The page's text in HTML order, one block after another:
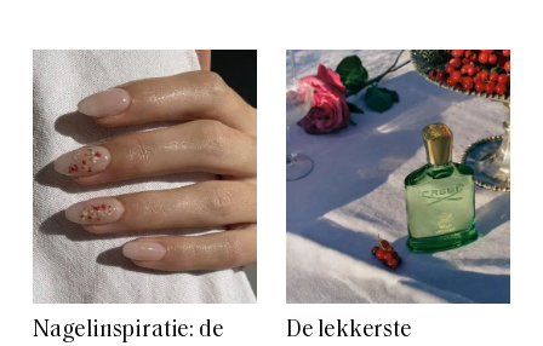
Nagelinspiratie: de
De lekkerste